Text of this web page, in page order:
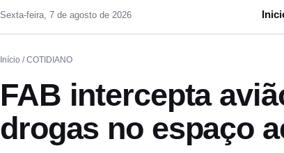
Sexta-feira, 7 de agosto de 2026
Início / COTIDIANO
FAB intercepta
drogas no espaço